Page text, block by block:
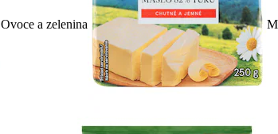
Ovoce a zelenina